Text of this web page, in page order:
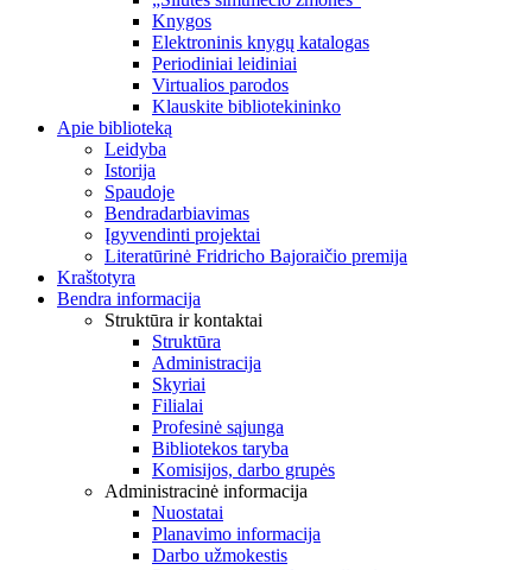
Knygos
Elektroninis knygų katalogas
Periodiniai leidiniai
Virtualios parodos
Klauskite bibliotekininko
Apie biblioteką
Leidyba
Istorija
Spaudoje
Bendradarbiavimas
Įgyvendinti projektai
Literatūrinė Fridricho Bajoraičio premija
Kraštotyra
Bendra informacija
Struktūra ir kontaktai
Struktūra
Administracija
Skyriai
Filialai
Profesinė sąjunga
Bibliotekos taryba
Komisijos, darbo grupės
Administracinė informacija
Nuostatai
Planavimo informacija
Darbo užmokestis